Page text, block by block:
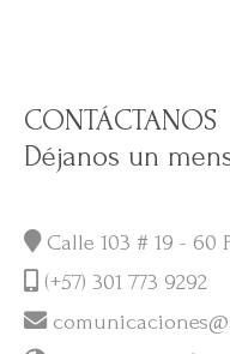
CONTÁCTANOS
Déjanos un
Calle 103 # 19 - 60
(+57) 301 773 9292